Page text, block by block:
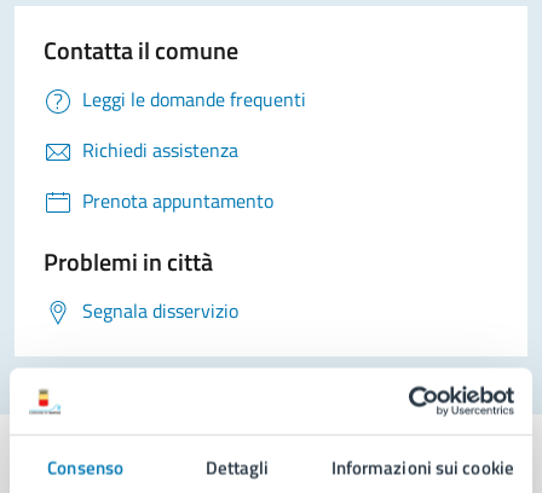
Consenso Dettagli Informazioni sui cookie
Contatta il comune
Leggi le domande frequenti
Richiedi assistenza
Prenota appuntamento
Problemi in città
Segnala disservizio